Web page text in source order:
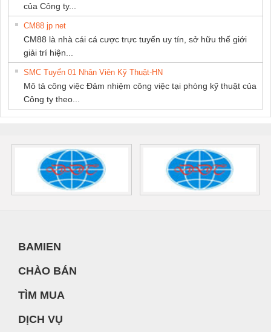
của Công ty...
CM88 jp net
CM88 là nhà cái cá cược trực tuyến uy tín, sở hữu thế giới
giải trí hiện...
SMC Tuyển 01 Nhân Viên Kỹ Thuật-HN
Mô tả công việc Đảm nhiệm công việc tại phòng kỹ thuật của
Công ty theo...
BAMIEN
CHÀO BÁN
TÌM MUA
DỊCH VỤ